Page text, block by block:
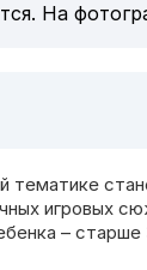
На
игровых
– старше